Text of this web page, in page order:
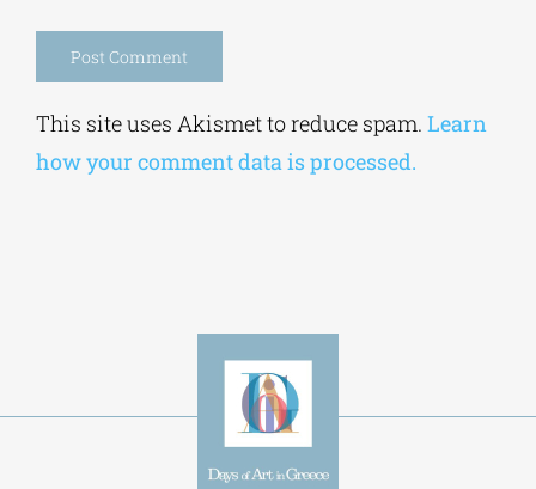
This site uses Akismet to reduce spam.
how your comment data is processed.